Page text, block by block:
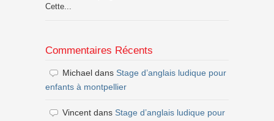
Cette...
Commentaires Récents
Michael dans Stage d’anglais ludique pour
enfants à montpellier
Vincent dans Stage d’anglais ludique pour